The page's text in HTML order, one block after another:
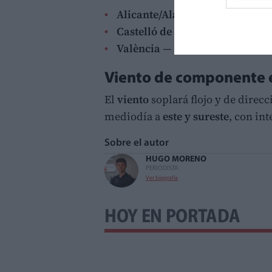
Alicante/Alacant
Castelló de la Plana
València — Mínima:
Viento de componente
El viento soplará flojo y de
mediodía a este y sureste, con
Sobre el autor
HUGO MORENO
PERIODISTA
Ver biografía
HOY EN PORTADA